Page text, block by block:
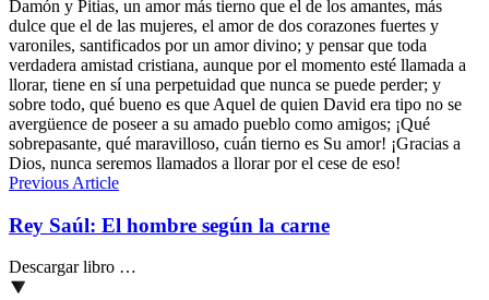
Damón y Pitias, un amor más tierno que el de los amantes, más
dulce que el de las mujeres, el amor de dos corazones fuertes y
varoniles, santificados por un amor divino; y pensar que toda
verdadera amistad cristiana, aunque por el momento esté llamada a
llorar, tiene en sí una perpetuidad que nunca se puede perder; y
sobre todo, qué bueno es que Aquel de quien David era tipo no se
avergüence de poseer a su amado pueblo como amigos; ¡Qué
sobrepasante, qué maravilloso, cuán tierno es Su amor! ¡Gracias a
Dios, nunca seremos llamados a llorar por el cese de eso!
Previous Article
Rey Saúl: El hombre según la carne
Descargar libro …